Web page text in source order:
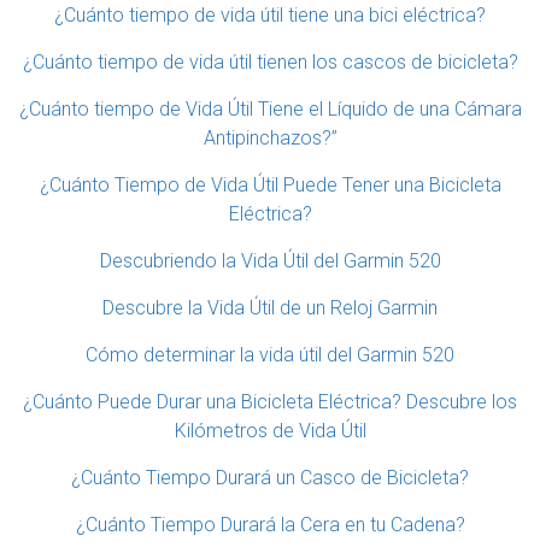
¿Cuánto tiempo de vida útil tiene una bici eléctrica?
¿Cuánto tiempo de vida útil tienen los cascos de bicicleta?
¿Cuánto tiempo de Vida Útil Tiene el Líquido de una Cámara
Antipinchazos?”
¿Cuánto Tiempo de Vida Útil Puede Tener una Bicicleta
Eléctrica?
Descubriendo la Vida Útil del Garmin 520
Descubre la Vida Útil de un Reloj Garmin
Cómo determinar la vida útil del Garmin 520
¿Cuánto Puede Durar una Bicicleta Eléctrica? Descubre los
Kilómetros de Vida Útil
¿Cuánto Tiempo Durará un Casco de Bicicleta?
¿Cuánto Tiempo Durará la Cera en tu Cadena?